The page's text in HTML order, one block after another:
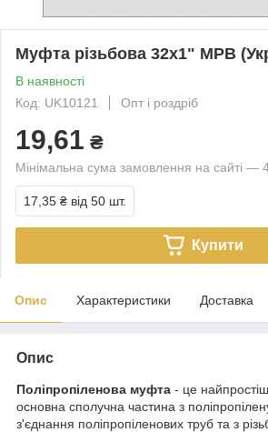
Муфта різьбова 32х1" МРВ
В наявності
Код: UK10121
Опт і роздріб
19,61 ₴
Мінімальна сума замовлення на сайті —
17,35 ₴ від 50 шт.
Купити
Опис Характеристики Доставка
Опис
Поліпропіленова муфта - це
основна сполучна частина з
з'єднання поліпропіленових труб та з